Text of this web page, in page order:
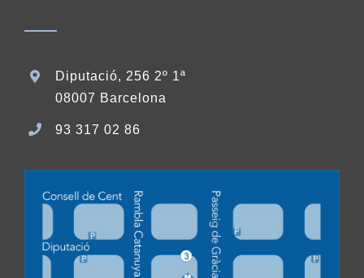
Diputació, 256 2º 1ª
08007 Barcelona
93 317 02 86